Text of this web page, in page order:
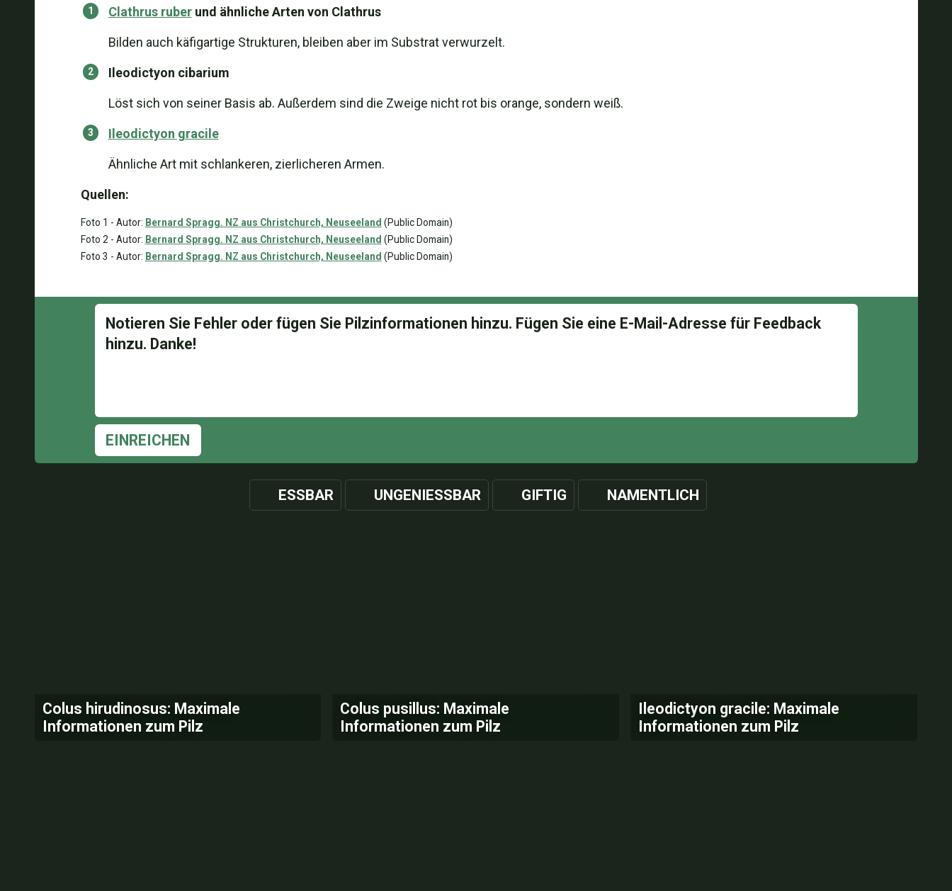
Clathrus ruberund ähnliche Arten von Clathrus
Bilden auch käfigartige Strukturen, bleiben aber im Substrat verwurzelt.
Ileodictyon cibarium
Löst sich von seiner Basis ab. Außerdem sind die Zweige nicht rot bis orange, sondern weiß.
Ileodictyon gracile
Ähnliche Art mit schlankeren, zierlicheren Armen.
Quellen:
Foto 1 - Autor: Bernard Spragg. NZ aus Christchurch, Neuseeland (Public Domain)
Foto 2 - Autor: Bernard Spragg. NZ aus Christchurch, Neuseeland (Public Domain)
Foto 3 - Autor: Bernard Spragg. NZ aus Christchurch, Neuseeland (Public Domain)
EINREICHEN
ESSBAR UNGENIESSBAR GIFTIG NAMENTLICH
Colus hirudinosus: Maximale
Informationen zum Pilz
Colus pusillus: Maximale
Informationen zum Pilz
Ileodictyon gracile: Maximale
Informationen zum Pilz